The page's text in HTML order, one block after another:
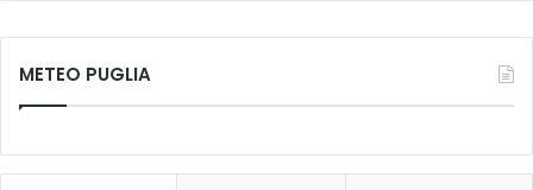
c
u
METEO PUGLIA